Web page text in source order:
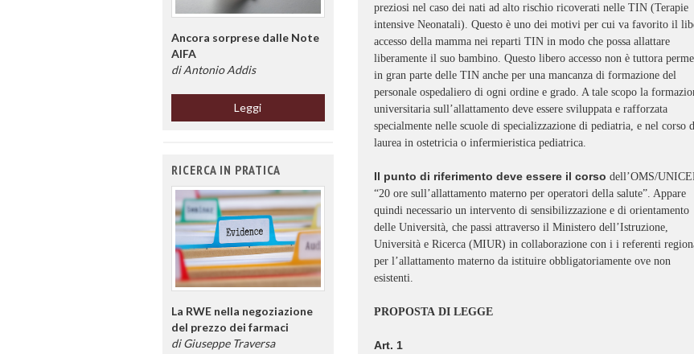
preziosi nel caso dei nati ad alto rischio ricoverati nelle TIN (Terapie
intensive Neonatali). Questo è uno dei motivi per cui va favorito il
accesso della mamma nei reparti TIN in modo che possa allattare
liberamente il suo bambino. Questo libero accesso non è tuttora
in gran parte delle TIN anche per una mancanza di formazione del
personale ospedaliero di ogni ordine e grado. A tale scopo la
universitaria sull’allattamento deve essere sviluppata e rafforzata
specialmente nelle scuole di specializzazione di pediatria, e nel corso
laurea in ostetricia o infermieristica pediatrica.
Il punto di riferimento deve essere il corso dell’OMS/
“20 ore sull’allattamento materno per operatori della salute”. Appare
quindi necessario un intervento di sensibilizzazione e di orientamento
delle Università, che passi attraverso il Ministero dell’Istruzione,
Università e Ricerca (MIUR) in collaborazione con i i referenti
per l’allattamento materno da istituire obbligatoriamente ove non
esistenti.
PROPOSTA DI LEGGE
Art. 1
Ancora sorprese dalle Note
AIFA
di Antonio Addis
Leggi
RICERCA IN PRATICA
La RWE nella negoziazione
del prezzo dei farmaci
di Giuseppe Traversa